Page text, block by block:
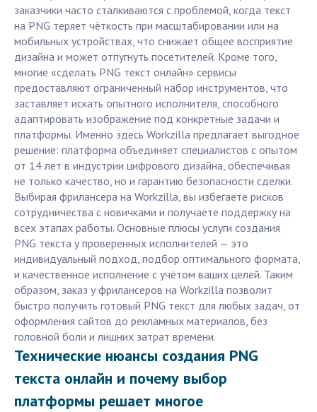
заказчики часто сталкиваются с проблемой, когда текст
на PNG теряет чёткость при масштабировании или на
мобильных устройствах, что снижает общее восприятие
дизайна и может отпугнуть посетителей. Кроме того,
многие «сделать PNG текст онлайн» сервисы
предоставляют ограниченный набор инструментов, что
заставляет искать опытного исполнителя, способного
адаптировать изображение под конкретные задачи и
платформы. Именно здесь Workzilla предлагает выгодное
решение: платформа объединяет специалистов с опытом
от 14 лет в индустрии цифрового дизайна, обеспечивая
не только качество, но и гарантию безопасности сделки.
Выбирая фрилансера на Workzilla, вы избегаете рисков
сотрудничества с новичками и получаете поддержку на
всех этапах работы. Основные плюсы услуги создания
PNG текста у проверенных исполнителей — это
индивидуальный подход, подбор оптимального формата,
и качественное исполнение с учётом ваших целей. Таким
образом, заказ у фрилансеров на Workzilla позволит
быстро получить готовый PNG текст для любых задач, от
оформления сайтов до рекламных материалов, без
головной боли и лишних затрат времени.
Технические нюансы создания PNG
текста онлайн и почему выбор
платформы решает многое